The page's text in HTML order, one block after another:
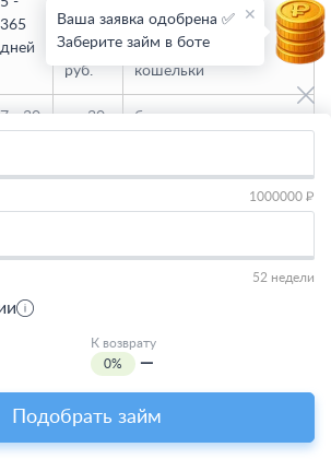
1000000 ₽
52 недели
К возврату
0%
—
Подобрать займ
365
дней
500
000
руб.
банковский счет,
ЮMoney и другие
кошельки
7 - 30
до 30
банковская карта,
7 -
дней
до
000
банковская карта
руб.
Яндекс деньги и
другие кошельки
на карту
Ваша заявка одобрена ✅
Заберите займ в боте